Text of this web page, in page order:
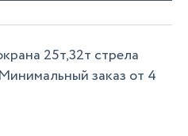
25т,32т стрела
заказ от 4